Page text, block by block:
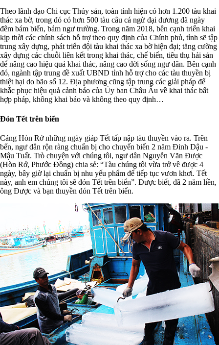
Theo lãnh đạo Chi cục Thủy sản, toàn tỉnh hiện có hơn 1.200 tàu khai
thác xa bờ, trong đó có hơn 500 tàu câu cá ngừ đại dương đã ngày
đêm bám biển, bám ngư trường. Trong năm 2018, bên cạnh triển khai
kịp thời các chính sách hỗ trợ theo quy định của Chính phủ, tỉnh sẽ tập
trung xây dựng, phát triển đội tàu khai thác xa bờ hiện đại; tăng cường
xây dựng các chuỗi liên kết trong khai thác, chế biến, tiêu thụ hải sản
để nâng cao hiệu quả khai thác, nâng cao đời sống ngư dân. Bên cạnh
đó, ngành tập trung đề xuất UBND tỉnh hỗ trợ cho các tàu thuyền bị
thiệt hại do bão số 12. Địa phương cũng tập trung các giải pháp để
khắc phục hiệu quả cảnh báo của Ủy ban Châu Âu về khai thác bất
hợp pháp, không khai báo và không theo quy định…
Đón Tết trên biển
Cảng Hòn Rớ những ngày giáp Tết tấp nập tàu thuyền vào ra. Trên
bến, ngư dân rộn ràng chuẩn bị cho chuyến biển 2 năm Đinh Dậu -
Mậu Tuất. Trò chuyện với chúng tôi, ngư dân Nguyễn Văn Được
(Hòn Rớ, Phước Đồng) chia sẻ: “Tàu chúng tôi vừa trở về được 4
ngày, bây giờ lại chuẩn bị nhu yếu phẩm để tiếp tục vươn khơi. Tết
này, anh em chúng tôi sẽ đón Tết trên biển”. Được biết, đã 2 năm liền,
ông Được và bạn thuyền đón Tết trên biển.